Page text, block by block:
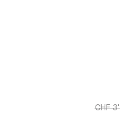
CHF